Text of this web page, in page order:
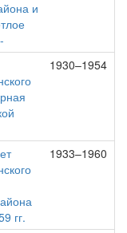
и
1930–1954
гг.
1933–1960